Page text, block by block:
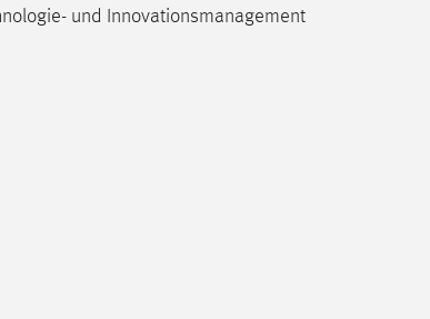
und Innovationsmanagement